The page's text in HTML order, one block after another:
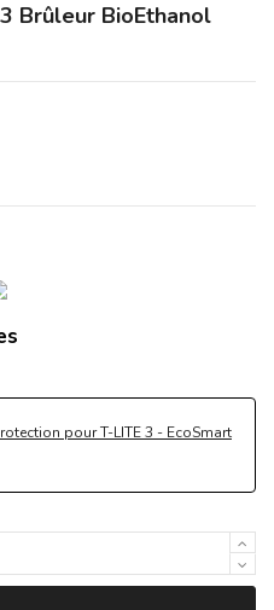
Brûleur BioEthanol
pour T-LITE 3 - EcoSmart